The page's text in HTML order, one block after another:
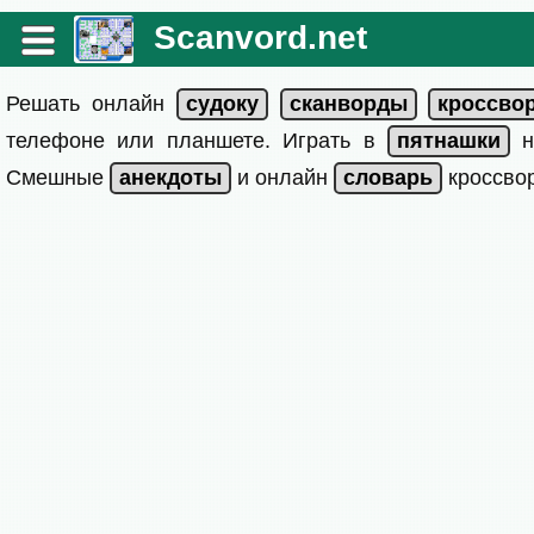
Scanvord.net
Решать онлайн
телефоне или планшете. Играть в
Смешные
и онлайн